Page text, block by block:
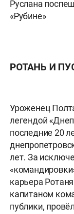
Руслана
«Рубине»
РОТАНЬ И
Уроженец
легендой
последние 20
лет. За
карьера
капитаном
публики,